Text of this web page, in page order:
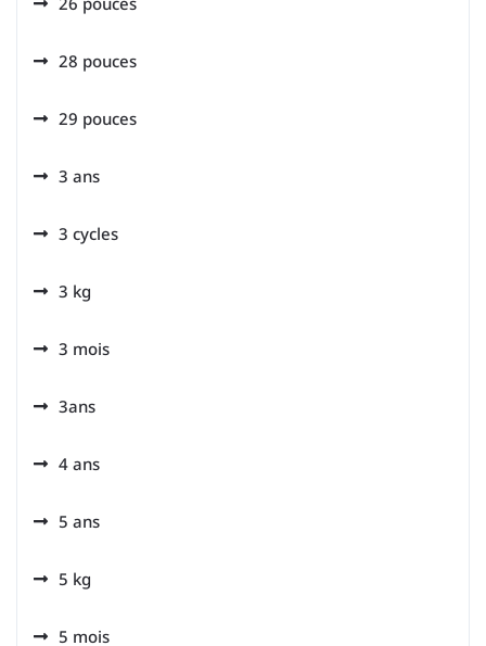
28 pouces
29 pouces
3 ans
3 cycles
3 kg
3 mois
3ans
4 ans
5 ans
5 kg
5 mois